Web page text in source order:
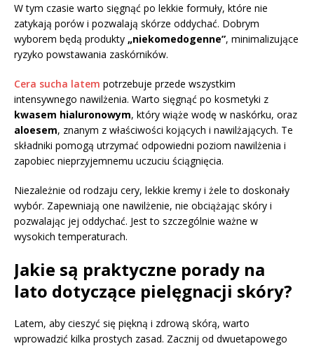
W tym czasie warto sięgnąć po lekkie formuły, które nie
zatykają porów i pozwalają skórze oddychać. Dobrym
wyborem będą produkty „niekomedogenne”, minimalizujące
ryzyko powstawania zaskórników.
Cera sucha latem potrzebuje przede wszystkim
intensywnego nawilżenia. Warto sięgnąć po kosmetyki z
kwasem hialuronowym, który wiąże wodę w naskórku, oraz
aloesem, znanym z właściwości kojących i nawilżających. Te
składniki pomogą utrzymać odpowiedni poziom nawilżenia i
zapobiec nieprzyjemnemu uczuciu ściągnięcia.
Niezależnie od rodzaju cery, lekkie kremy i żele to doskonały
wybór. Zapewniają one nawilżenie, nie obciążając skóry i
pozwalając jej oddychać. Jest to szczególnie ważne w
wysokich temperaturach.
Jakie są praktyczne porady na
lato dotyczące pielęgnacji skóry?
Latem, aby cieszyć się piękną i zdrową skórą, warto
wprowadzić kilka prostych zasad. Zacznij od dwuetapowego